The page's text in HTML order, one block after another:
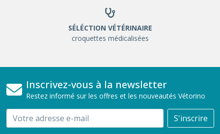
SÉLÉCTION VÉTÉRINAIRE
croquettes médicalisées
Inscrivez-vous à la newsletter
Restez informé sur les offres et les nouveautés Vétorino
Email S'inscrire